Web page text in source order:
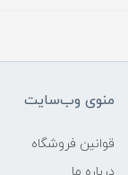
منوی وب‌سایت
قوانین فروشگاه